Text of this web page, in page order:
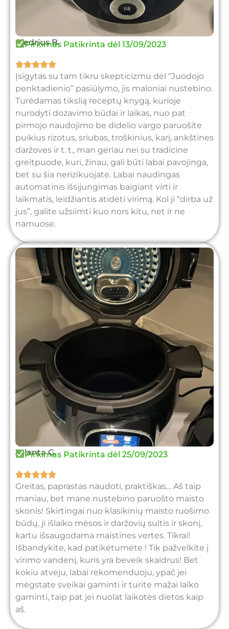
Giedrius B.
Pirkimas Patikrinta dėl 13/09/2023

Įsigytas su tam tikru skepticizmu dėl “Juodojo
penktadienio” pasiūlymo, jis maloniai nustebino.
Turėdamas tikslią receptų knygą, kurioje
nurodyti dozavimo būdai ir laikas, nuo pat
pirmojo naudojimo be didelio vargo paruošite
puikius rizotus, sriubas, troškinius, karį, ankštines
daržoves ir t. t., man geriau nei su tradicine
greitpuode, kuri, žinau, gali būti labai pavojinga,
bet su šia nerizikuojate. Labai naudingas
automatinis išsijungimas baigiant virti ir
laikmatis, leidžiantis atidėti virimą. Kol ji “dirba už
jus”, galite užsiimti kuo nors kitu, net ir ne
namuose.
Jolanta G.
Pirkimas Patikrinta dėl 25/09/2023

Greitas, paprastas naudoti, praktiškas… Aš taip
maniau, bet mane nustebino paruošto maisto
skonis! Skirtingai nuo klasikinių maisto ruošimo
būdų, ji išlaiko mėsos ir daržovių sultis ir skonį,
kartu išsaugodama maistines vertes. Tikrai!
Išbandykite, kad patikėtumėte ! Tik pažvelkite į
virimo vandenį, kuris yra beveik skaidrus! Bet
kokiu atveju, labai rekomenduoju, ypač jei
mėgstate sveikai gaminti ir turite mažai laiko
gaminti, taip pat jei nuolat laikotės dietos kaip
aš.